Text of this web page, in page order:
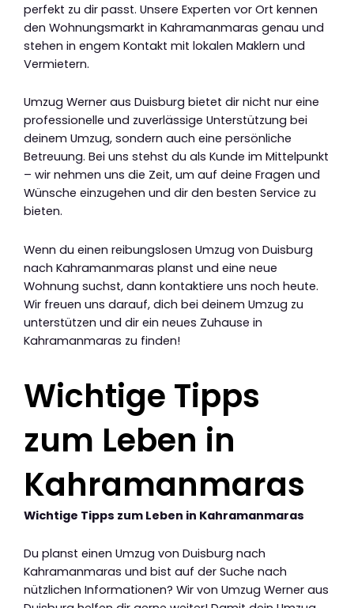
perfekt zu dir passt. Unsere Experten vor Ort kennen
den Wohnungsmarkt in Kahramanmaras genau und
stehen in engem Kontakt mit lokalen Maklern und
Vermietern.
Umzug Werner aus Duisburg bietet dir nicht nur eine
professionelle und zuverlässige Unterstützung bei
deinem Umzug, sondern auch eine persönliche
Betreuung. Bei uns stehst du als Kunde im Mittelpunkt
– wir nehmen uns die Zeit, um auf deine Fragen und
Wünsche einzugehen und dir den besten Service zu
bieten.
Wenn du einen reibungslosen Umzug von Duisburg
nach Kahramanmaras planst und eine neue
Wohnung suchst, dann kontaktiere uns noch heute.
Wir freuen uns darauf, dich bei deinem Umzug zu
unterstützen und dir ein neues Zuhause in
Kahramanmaras zu finden!
Wichtige Tipps
zum Leben in
Kahramanmaras
Wichtige Tipps zum Leben in Kahramanmaras
Du planst einen Umzug von Duisburg nach
Kahramanmaras und bist auf der Suche nach
nützlichen Informationen? Wir von Umzug Werner aus